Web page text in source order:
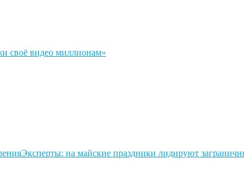
своё видео миллионам»
Эксперты: на майские праздники лидируют